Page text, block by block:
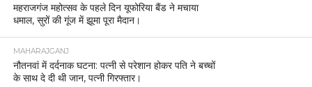
महराजगंज महोत्सव के पहले दिन यूफोरिया बैंड ने मचाया
धमाल, सुरों की गूंज में झूमा पूरा मैदान।
MAHARAJGANJ
नौतनवां में दर्दनाक घटना: पत्नी से परेशान होकर पति ने बच्चों
के साथ दे दी थी जान, पत्नी गिरफ्तार।